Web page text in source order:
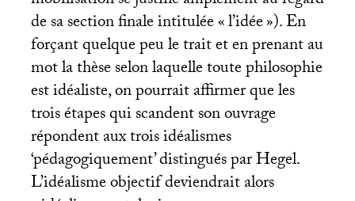
de sa section finale intitulée «l’idée»). En
forçant quelque peu le trait et en prenant au
mot la thèse selon laquelle toute philosophie
est idéaliste, on pourrait affirmer que les
trois étapes qui scandent son ouvrage
répondent aux trois idéalismes
‘pédagogiquement’ distingués par Hegel.
L’idéalisme objectif deviendrait alors